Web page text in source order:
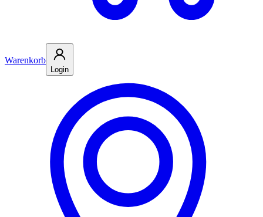
Warenkorb
Login